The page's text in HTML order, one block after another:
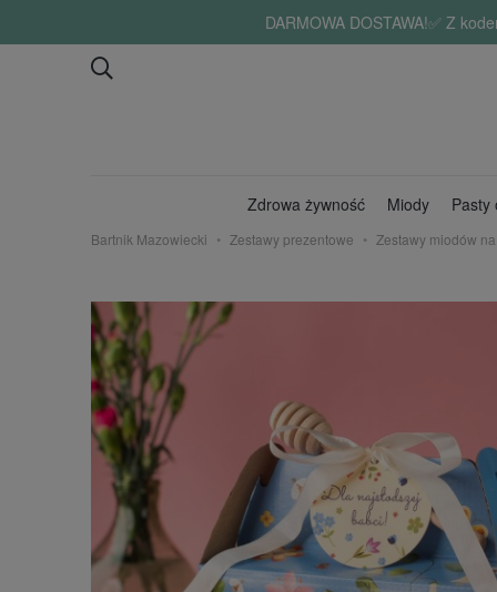
DARMOWA DOSTAWA!✅ Z
Zdrowa żywność Miody Pasty
Bartnik Mazowiecki Zestawy prezentowe Zestawy miodów